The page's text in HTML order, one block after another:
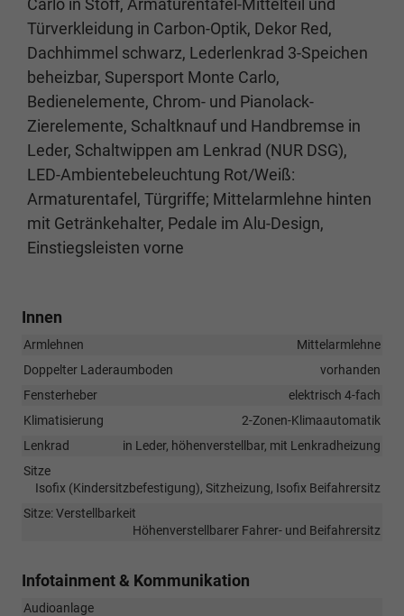
Carlo in Stoff, Armaturentafel-Mittelteil und
Türverkleidung in Carbon-Optik, Dekor Red,
Dachhimmel schwarz, Lederlenkrad 3-Speichen
beheizbar, Supersport Monte Carlo,
Bedienelemente, Chrom- und Pianolack-
Zierelemente, Schaltknauf und Handbremse in
Leder, Schaltwippen am Lenkrad (NUR DSG),
LED-Ambientebeleuchtung Rot/Weiß:
Armaturentafel, Türgriffe; Mittelarmlehne hinten
mit Getränkehalter, Pedale im Alu-Design,
Einstiegsleisten vorne
Innen
Armlehnen
Mittelarmlehne
Doppelter Laderaumboden
vorhanden
Fensterheber
elektrisch 4-fach
Klimatisierung
2-Zonen-Klimaautomatik
Lenkrad
in Leder, höhenverstellbar, mit Lenkradheizung
Sitze
Isofix (Kindersitzbefestigung), Sitzheizung, Isofix Beifahrersitz
Sitze: Verstellbarkeit
Höhenverstellbarer Fahrer- und Beifahrersitz
Infotainment & Kommunikation
Audioanlage